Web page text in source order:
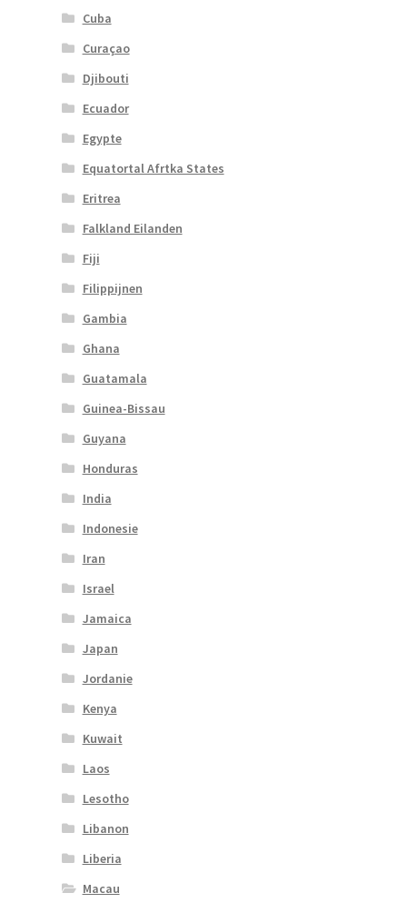
Cuba
Curaçao
Djibouti
Ecuador
Egypte
Equatortal Afrtka States
Eritrea
Falkland Eilanden
Fiji
Filippijnen
Gambia
Ghana
Guatamala
Guinea-Bissau
Guyana
Honduras
India
Indonesie
Iran
Israel
Jamaica
Japan
Jordanie
Kenya
Kuwait
Laos
Lesotho
Libanon
Liberia
Macau